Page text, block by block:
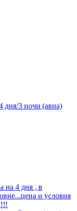
на 4 дня , в
и условия
!!!